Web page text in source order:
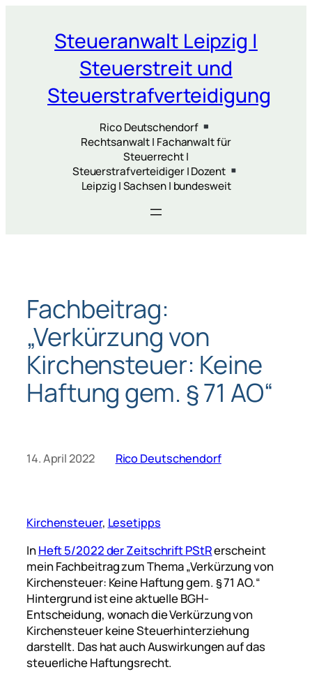
springenSteueranwalt Leipzig |
Steuerstreit und
Steuerstrafverteidigung
Rico Deutschendorf
Rechtsanwalt | Fachanwalt für
Steuerrecht |
Steuerstrafverteidiger | Dozent
Leipzig | Sachsen | bundesweit
Fachbeitrag:
„Verkürzung von
Kirchensteuer: Keine
Haftung gem. § 71 AO“
14. April 2022 Rico Deutschendorf
Kirchensteuer, Lesetipps
InHeft 5/2022 der Zeitschrift PStRerscheint
mein Fachbeitrag zum Thema „Verkürzung von
Kirchensteuer: Keine Haftung gem. § 71 AO.“
Hintergrund ist eine aktuelle BGH-
Entscheidung, wonach die Verkürzung von
Kirchensteuer keine Steuerhinterziehung
darstellt. Das hat auch Auswirkungen auf das
steuerliche Haftungsrecht.